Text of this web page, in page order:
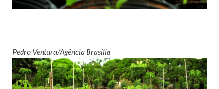
Pedro Ventura/Agência Brasília